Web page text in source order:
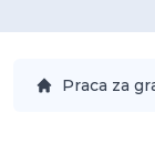
Praca za